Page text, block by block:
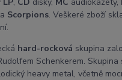
Scorpions. Veškeré zboží
hard-rocková skupina
Schenkerem. Skupina
heavy metal, včetně